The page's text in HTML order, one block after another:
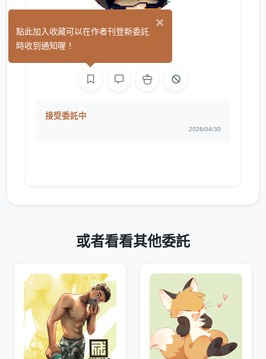
海豹 (0)
接受委託中
2026/04/30
或者看看其他委託
×
點此加入收藏可以在作者刊登新委託
時收到通知喔！